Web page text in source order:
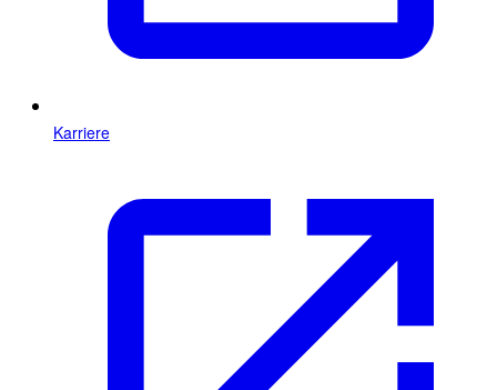
Karriere